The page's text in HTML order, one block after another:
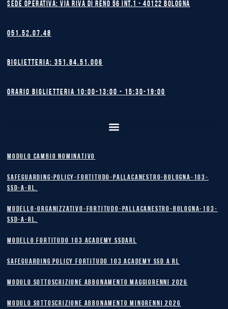
Sede operativa: Via Riva di Reno 56 int.1 - 40122 BOLOGNA
051.52.07.48
Biglietteria: 351.84.51.006
Orario biglietteria 10:00-13:00 - 15:30-19:00
MODULO CAMBIO NOMINATIVO
safeguarding-policy-Fortitudo-Pallacanestro-Bologna-103-
SSD-A-RL.
Modello-Organizzativo-Fortitudo-Pallacanestro-Bologna-103-
SSD-A-RL.
MODELLO FORTITUDO 103 ACADEMY SSDARL
safeguarding policy Fortitudo 103 Academy SSD A RL
MODULO SOTTOSCRIZIONE ABBONAMENTO MAGGIORENNI 2026
MODULO SOTTOSCRIZIONE ABBONAMENTO MINORENNI 2026